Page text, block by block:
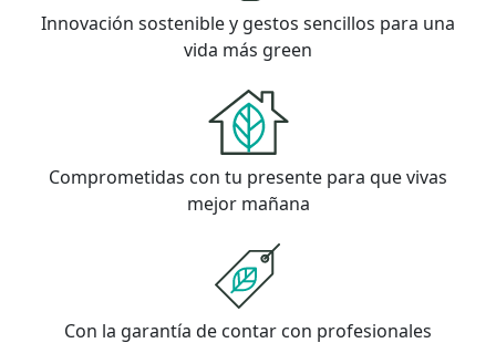
Innovación sostenible y gestos sencillos para una
vida más green
Comprometidas con tu presente para que vivas
mejor mañana
Con la garantía de contar con profesionales